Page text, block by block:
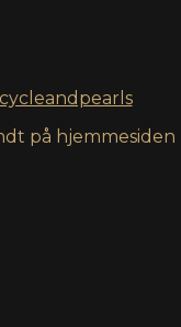
på hjemmesiden